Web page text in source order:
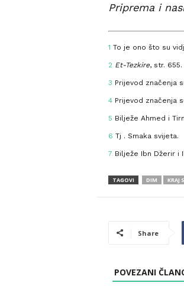
Priprema i
1 To je ono što su
2 Et-Tezkire, str. 655.
3 Prijevod značenja
4Prijevod značenja
5 Bilježe Ahmed i
6 Tj . Smaka svijeta.
7 Bilježe Ibn Džerir i
TAGOVI DIM KRAJ
Share
POVEZANI